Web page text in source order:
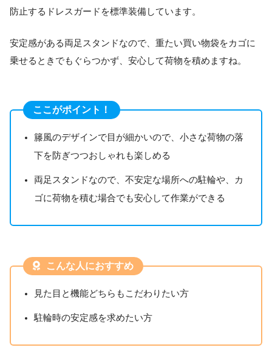
防止するドレスガードを標準装備しています。
安定感がある両足スタンドなので、重たい買い物袋をカゴに
乗せるときでもぐらつかず、安心して荷物を積めますね。
ここがポイント！
籐風のデザインで目が細かいので、小さな荷物の落
下を防ぎつつおしゃれも楽しめる
両足スタンドなので、不安定な場所への駐輪や、カ
ゴに荷物を積む場合でも安心して作業ができる
こんな人におすすめ
見た目と機能どちらもこだわりたい方
駐輪時の安定感を求めたい方